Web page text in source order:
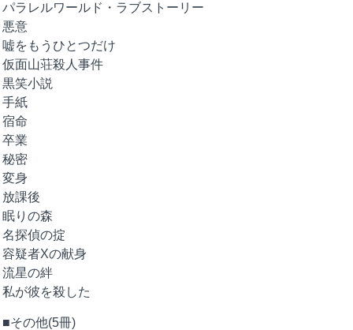
パラレルワールド・ラブストーリー
悪意
嘘をもうひとつだけ
仮面山荘殺人事件
黒笑小説
手紙
宿命
卒業
秘密
変身
放課後
眠りの森
名探偵の掟
容疑者Xの献身
流星の絆
私が彼を殺した
■その他(5冊)